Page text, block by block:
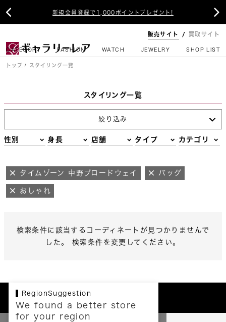
新規会員登録で1,000ポイントプレゼント!
 
販売サイト 買取サイト
CATEGORY FASHION WATCH JEWELRY SHOP LIST
トップ スタイリング一覧
スタイリング一覧
絞り込み
性別 身長 店舗 タイプ カテゴリ
タイムゾーン 中野ブロードウェイ バッグ
おしゃれ
検索条件に該当するコーディネートが見つかりませんで
した。 検索条件を変更してください。
RegionSuggestion
We found a better store
for your region